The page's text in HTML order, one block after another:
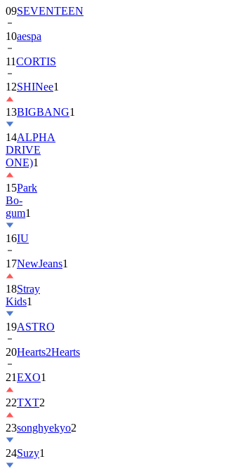
10aespa
11CORTIS
12SHINee1
13BIGBANG
14ALPHA
DRIVE
ONE)1
15Park
Bo-
gum1
16IU
17NewJeans
18Stray
Kids
19ASTRO
20Hearts2Hearts
21EXO1
22TXT2
23songhyekyo
24Suzy1
25Girls'
Generation